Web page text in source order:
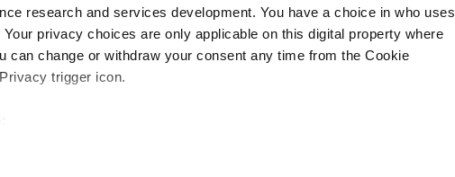
research and services development. You have a choice in who uses
privacy choices are only applicable on this digital property where
can change or withdraw your consent any time from the Cookie
trigger icon.
scanning it for specific characteristics (fingerprinting)
19